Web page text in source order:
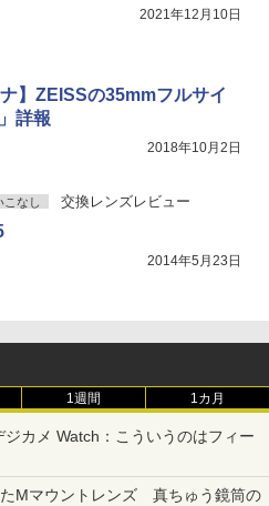
2021年12月10日
ナ】ZEISSの35mmフルサイ
詳報
2018年10月2日
こなし 交換レンズレビュー
2014年5月23日
1週間 1カ月
カメ Watch：こういうのはフィー
Mマウントレンズ 真ちゅう鏡筒の